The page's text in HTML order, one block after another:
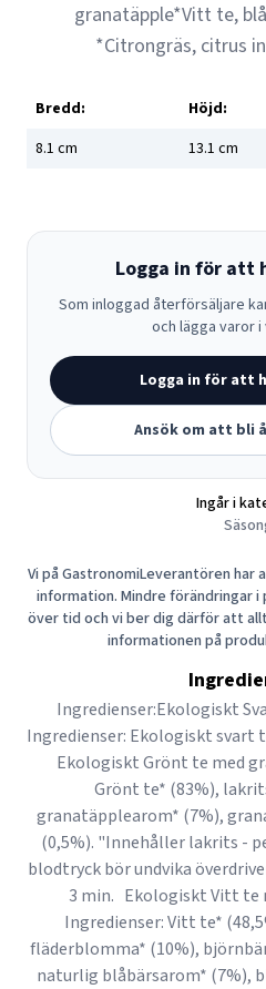
granatäpple*Vitt te,
*Citrongräs, citrus
Bredd: Höjd:
8.1 cm 13.1 cm
Logga in för att
Som inloggad återförsäljare
och lägga varor
Logga in för att
Ansök om att bli
Ingår i
Vi på GastronomiLeverantören
information. Mindre förändringar i
över tid och vi ber dig därför att
informationen på
Ingredienser:Ekologiskt
Ingredienser: Ekologiskt svart
Ekologiskt Grönt te med
Grönt te* (83%),
granatäpplearom* (7%),
(0,5%). "Innehåller lakrits -
blodtryck bör undvika
3 min. Ekologiskt Vitt te
Ingredienser: Vitt te*
fläderblomma* (10%),
naturlig blåbärsarom* (7%),